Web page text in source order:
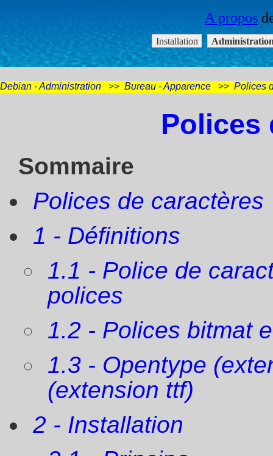
Debian - Administration >> Bureau - Apparence >> Polices
Polices
Sommaire
Polices de caractères
1 - Définitions
1.1 - Police de
polices
1.2 - Polices bitmat
1.3 - Opentype
(extension ttf)
2 - Installation